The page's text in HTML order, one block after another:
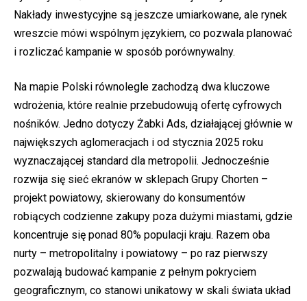
Nakłady inwestycyjne są jeszcze umiarkowane, ale rynek
wreszcie mówi wspólnym językiem, co pozwala planować
i rozliczać kampanie w sposób porównywalny.
Na mapie Polski równolegle zachodzą dwa kluczowe
wdrożenia, które realnie przebudowują ofertę cyfrowych
nośników. Jedno dotyczy Żabki Ads, działającej głównie w
największych aglomeracjach i od stycznia 2025 roku
wyznaczającej standard dla metropolii. Jednocześnie
rozwija się sieć ekranów w sklepach Grupy Chorten –
projekt powiatowy, skierowany do konsumentów
robiących codzienne zakupy poza dużymi miastami, gdzie
koncentruje się ponad 80% populacji kraju. Razem oba
nurty – metropolitalny i powiatowy – po raz pierwszy
pozwalają budować kampanie z pełnym pokryciem
geograficznym, co stanowi unikatowy w skali świata układ